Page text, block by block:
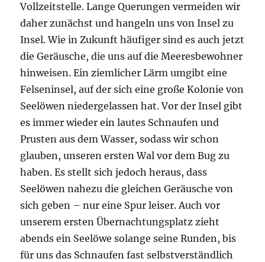
Vollzeitstelle. Lange Querungen vermeiden wir
daher zunächst und hangeln uns von Insel zu
Insel. Wie in Zukunft häufiger sind es auch jetzt
die Geräusche, die uns auf die Meeresbewohner
hinweisen. Ein ziemlicher Lärm umgibt eine
Felseninsel, auf der sich eine große Kolonie von
Seelöwen niedergelassen hat. Vor der Insel gibt
es immer wieder ein lautes Schnaufen und
Prusten aus dem Wasser, sodass wir schon
glauben, unseren ersten Wal vor dem Bug zu
haben. Es stellt sich jedoch heraus, dass
Seelöwen nahezu die gleichen Geräusche von
sich geben – nur eine Spur leiser. Auch vor
unserem ersten Übernachtungsplatz zieht
abends ein Seelöwe solange seine Runden, bis
für uns das Schnaufen fast selbstverständlich